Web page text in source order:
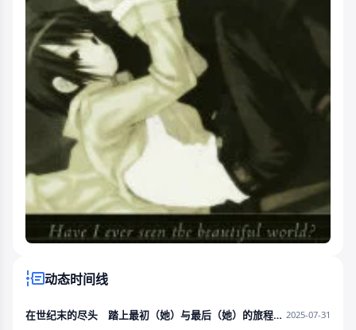
动态时间线
在世纪末的尽头 踏上最初（她）与最后（她）的旅程〓泡沫冬景系列最新作〓...... 2025-07-31